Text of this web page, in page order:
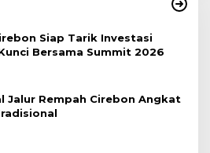
Siap Tarik Investasi
Bersama Summit 2026
Jalur Rempah Cirebon Angkat